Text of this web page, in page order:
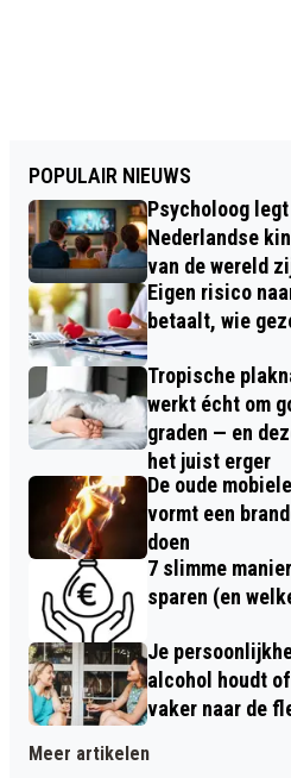
POPULAIR NIEUWS
Psycholoog
Nederlandse
van de wereld
Eigen risico
betaalt, wie
Tropische
werkt écht om
graden — en
het juist erger
De oude
vormt een
doen
7 slimme
sparen (en
Je
alcohol houdt
vaker naar de
Meer artikelen